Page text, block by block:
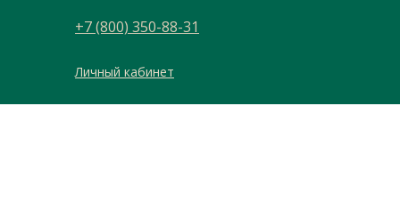
+7 (800) 350-88-31
Личный кабинет